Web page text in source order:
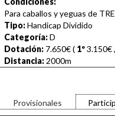
Para caballos y yeguas de
Tipo:Handicap Dividido
Categoría:D
Dotación: 7.650€ ( 1º3.150€,
Distancia: 2000m
Provisionales